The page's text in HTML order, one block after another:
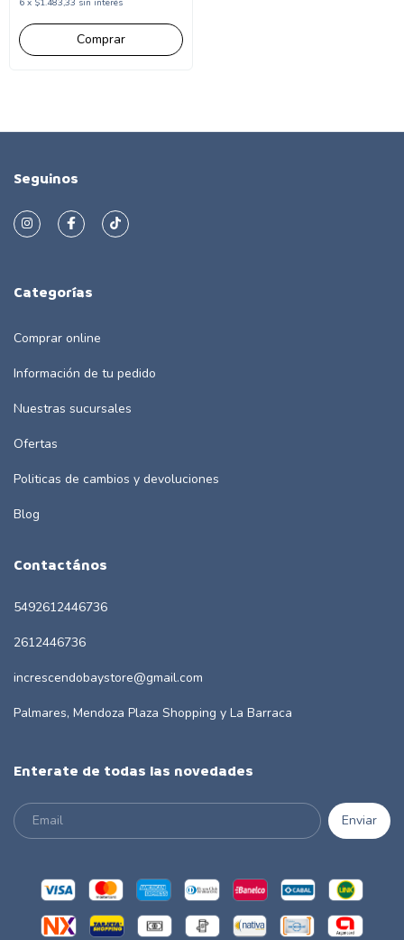
6 x $1.483,33 sin interés
Comprar
Seguinos
Categorías
Comprar online
Información de tu pedido
Nuestras sucursales
Ofertas
Politicas de cambios y devoluciones
Blog
Contactános
5492612446736
2612446736
increscendobaystore@gmail.com
Palmares, Mendoza Plaza Shopping y La Barraca
Enterate de todas las novedades